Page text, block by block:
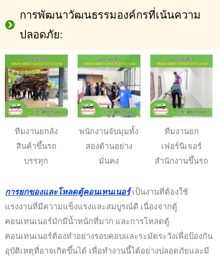
การพัฒนาวัฒนธรรมองค์กรที่เน้นความ
ปลอดภัย:
ทีมงานยกลัง
สินค้าขึ้นรถ
บรรทุก
พนักงานจับมุมทั้ง
สองด้านอย่าง
มั่นคง
ทีมงานยก
เฟอร์นิเจอร์
สำนักงานขึ้นรถ
การยกของและโหลดตู้คอนเทนเนอร์เป็นงานที่ต้องใช้
แรงงานที่มีความแข็งแรงและสมบูรณ์ดี เนื่องจากตู้
คอนเทนเนอร์มักมีน้ำหนักที่มาก และการโหลดตู้
คอนเทนเนอร์ต้องทำอย่างรอบคอบและระมัดระวังเพื่อป้องกัน
อุบัติเหตุที่อาจเกิดขึ้นได้ เพื่อทำงานนี้ได้อย่างปลอดภัยและมี